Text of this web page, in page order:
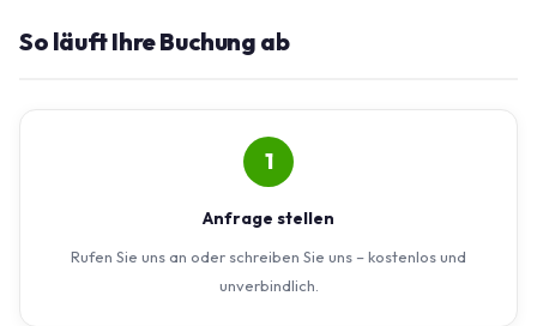
So läuft Ihre Buchung ab
1
Anfrage stellen
Rufen Sie uns an oder schreiben Sie uns – kostenlos und
unverbindlich.